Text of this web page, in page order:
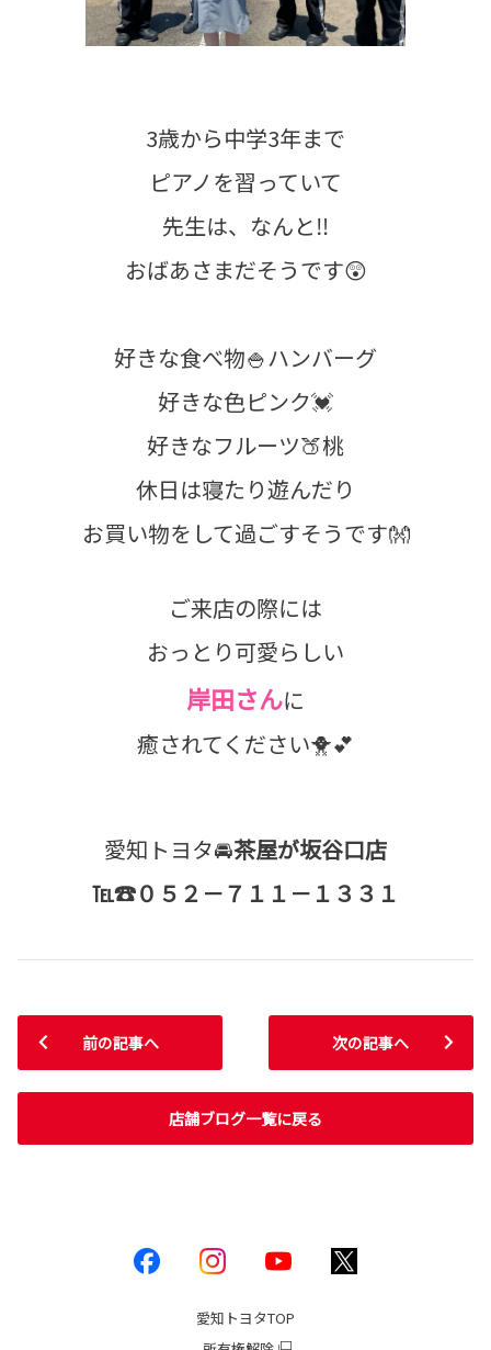
3歳から中学3年まで
ピアノを習っていて
先生は、なんと‼
おばあさまだそうです😲
好きな食べ物🍚ハンバーグ
好きな色ピンク💓
好きなフルーツ🍑桃
休日は寝たり遊んだり
お買い物をして過ごすそうです👐
ご来店の際には
おっとり可愛らしい
岸田さんに
癒されてください🐥💕
愛知トヨタ🚘茶屋が坂谷口店
℡☎０５２－７１１－１３３１
前の記事へ
店舗ブログ一覧に戻る
次の記事へ
愛知トヨタTOP